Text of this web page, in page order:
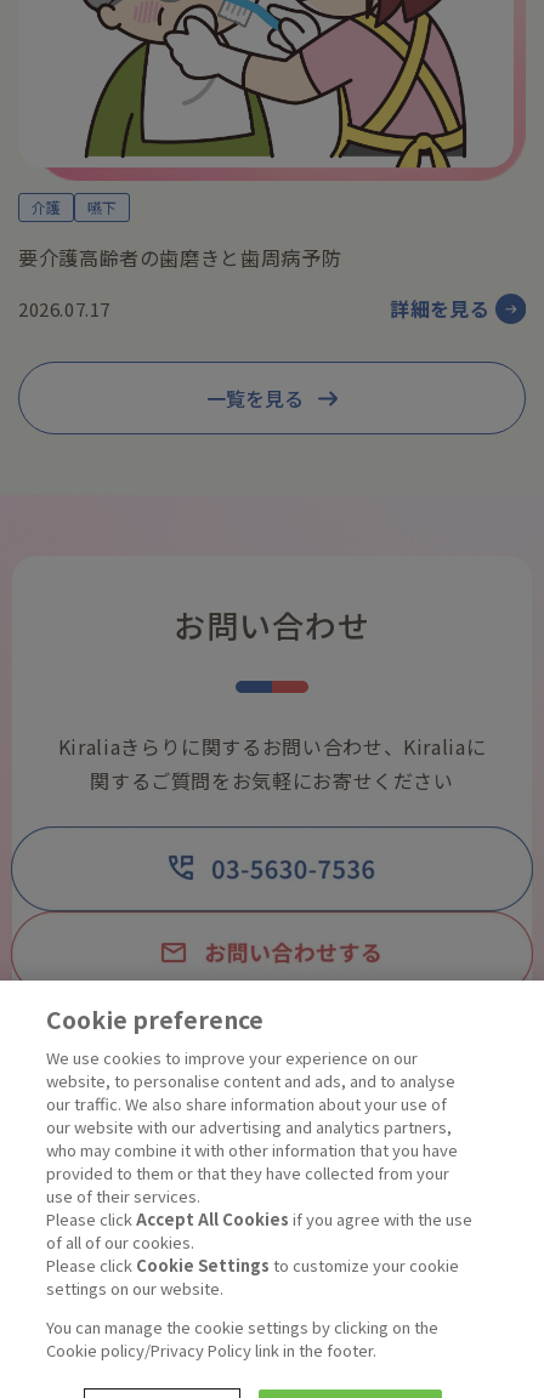
介護 嚥下
要介護高齢者の歯磨きと歯周病予防
2026.07.17 詳細を見る
一覧を見る
お問い合わせ
Kiraliaきらりに関するお問い合わせ、Kiraliaに
関するご質問をお気軽にお寄せください
営業時間 9:00〜12:00、13:00〜16:00
土・日・祝日・年末年始・夏季休暇を除
く
摂食嚥下障害は、意外と身近
Cookie preference
We use cookies to improve your experience on our
website, to personalise content and ads, and to analyse
our traffic. We also share information about your use of
our website with our advertising and analytics partners,
who may combine it with other information that you have
provided to them or that they have collected from your
use of their services.
Please clickAccept All Cookies if you agree with the use
of all of our cookies.
Please click Cookie Settingsto customize your cookie
settings on our website.
You can manage the cookie settings by clicking on the
Cookie policy/Privacy Policy link in the footer.